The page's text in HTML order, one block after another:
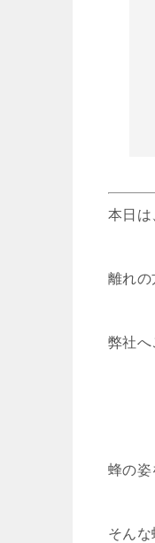
本日は
離れの
弊社へ
蜂の姿
そん